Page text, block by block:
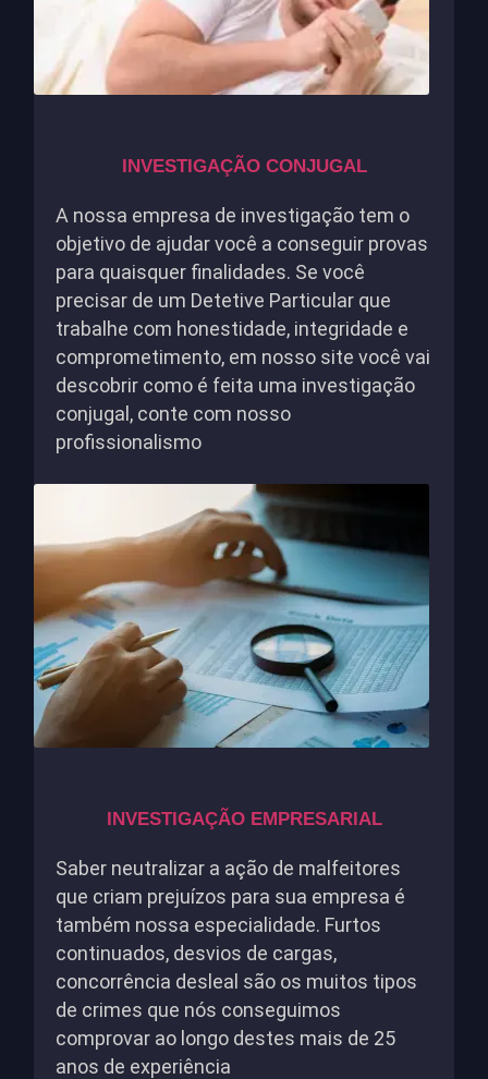
INVESTIGAÇÃO CONJUGAL
A nossa empresa de investigação tem o
objetivo de ajudar você a conseguir provas
para quaisquer finalidades. Se você
precisar de um Detetive Particular que
trabalhe com honestidade, integridade e
comprometimento, em nosso site você vai
descobrir como é feita uma investigação
conjugal, conte com nosso
profissionalismo
INVESTIGAÇÃO EMPRESARIAL
Saber neutralizar a ação de malfeitores
que criam prejuízos para sua empresa é
também nossa especialidade. Furtos
continuados, desvios de cargas,
concorrência desleal são os muitos tipos
de crimes que nós conseguimos
comprovar ao longo destes mais de 25
anos de experiência